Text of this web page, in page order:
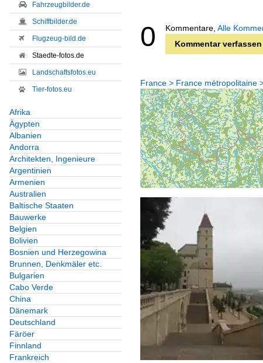
Fahrzeugbilder.de
Schiffbilder.de
Flugzeug-bild.de
Staedte-fotos.de
Landschaftsfotos.eu
Tier-fotos.eu
Afrika
Ägypten
Albanien
Andorra
Architekten, Ingenieure
Argentinien
Armenien
Australien
Baltische Staaten
Bauwerke
Belgien
Bolivien
Bosnien und Herzegowina
Brunnen, Denkmäler etc.
Bulgarien
Cabo Verde
China
Dänemark
Deutschland
Färöer
Finnland
Frankreich
0 Kommentare, Alle
Kommentar verfassen
France > France métropolitaine